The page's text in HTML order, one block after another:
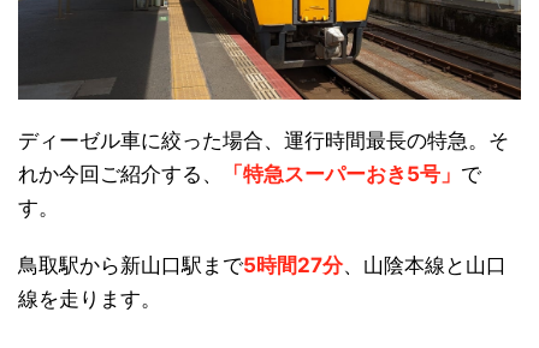
ディーゼル車に絞った場合、運行時間最長の特急。そ
れか今回ご紹介する、
「特急スーパーおき5号」 で
す。
鳥取駅から新山口駅まで5時間27分、山陰本線と山口
線を走ります。